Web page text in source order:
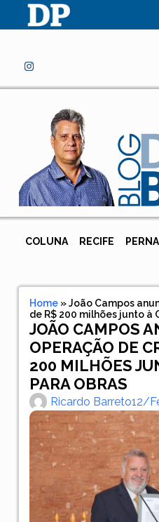
COLUNA RECIFE
Home»João Campos
de R$ 200 milhões junto à
JOÃO CAMPOS
OPERAÇÃO DE
200 MILHÕES
PARA OBRAS
Ricardo Barreto12/